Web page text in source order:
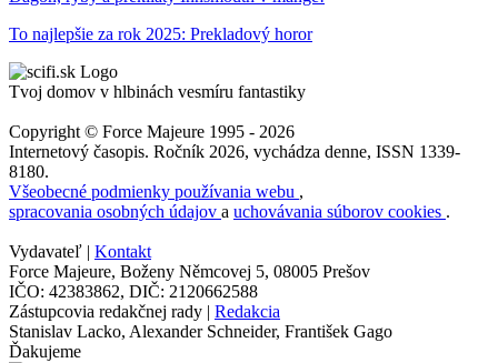
To najlepšie za rok 2025: Prekladový horor
Tvoj domov v hlbinách vesmíru fantastiky
Copyright © Force Majeure 1995 - 2026
Internetový časopis. Ročník 2026, vychádza denne, ISSN 1339-
8180.
Všeobecné podmienky používania webu ,
spracovania osobných údajov a uchovávania súborov cookies .
Vydavateľ | Kontakt
Force Majeure, Boženy Němcovej 5, 08005 Prešov
IČO: 42383862, DIČ: 2120662588
Zástupcovia redakčnej rady | Redakcia
Stanislav Lacko, Alexander Schneider, František Gago
Ďakujeme